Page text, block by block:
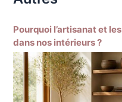
Pourquoi l’artisanat et
dans nos intérieurs ?